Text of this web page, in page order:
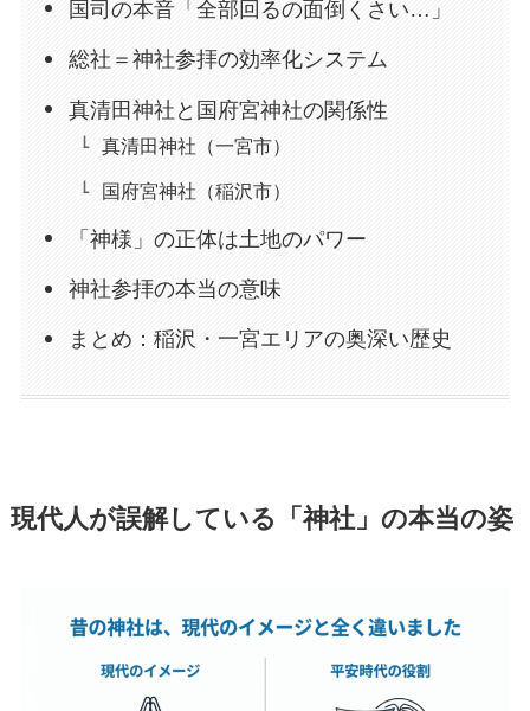
国司の本音「全部回るの面倒くさい…」
総社＝神社参拝の効率化システム
真清田神社と国府宮神社の関係性
真清田神社（一宮市）
国府宮神社（稲沢市）
「神様」の正体は土地のパワー
神社参拝の本当の意味
まとめ：稲沢・一宮エリアの奥深い歴史
現代人が誤解している「神社」の本当の姿